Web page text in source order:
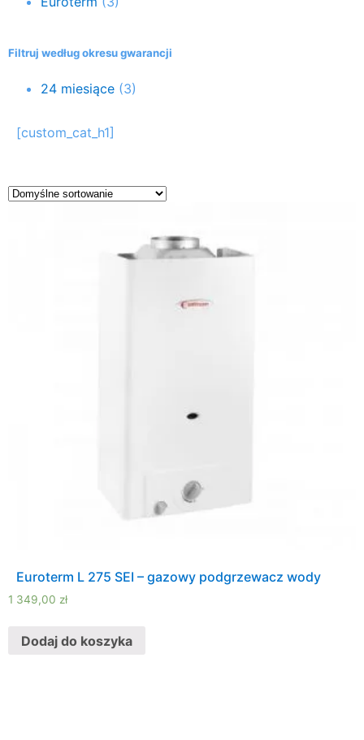
Filtruj według okresu gwarancji
24 miesiące (3)
[custom_cat_h1]
Euroterm L 275 SEI – gazowy podgrzewacz wody
1 349,00 zł
Dodaj do koszyka